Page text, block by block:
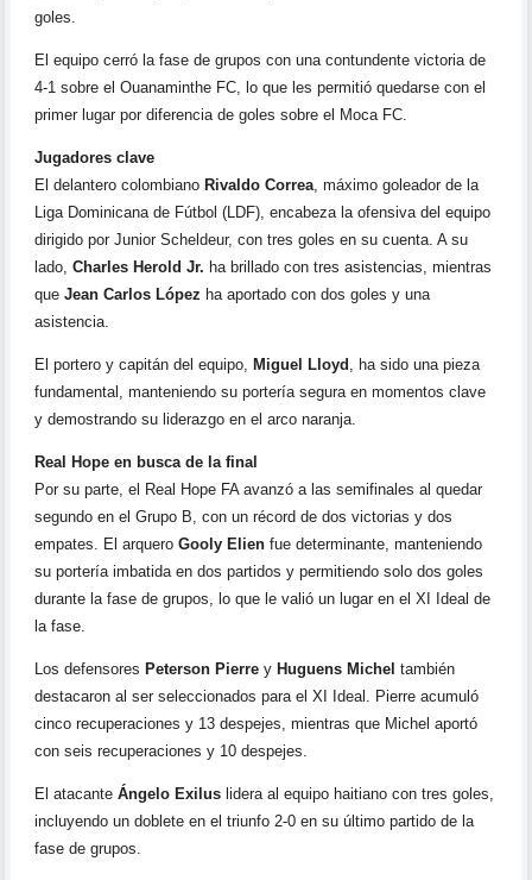
goles.
El equipo cerró la fase de grupos con una contundente victoria de
4-1 sobre el Ouanaminthe FC, lo que les permitió quedarse con el
primer lugar por diferencia de goles sobre el Moca FC.
Jugadores clave
El delantero colombiano Rivaldo Correa, máximo goleador de la
Liga Dominicana de Fútbol (LDF), encabeza la ofensiva del equipo
dirigido por Junior Scheldeur, con tres goles en su cuenta. A su
lado, Charles Herold Jr. ha brillado con tres asistencias, mientras
que Jean Carlos López ha aportado con dos goles y una
asistencia.
El portero y capitán del equipo, Miguel Lloyd , ha sido una pieza
fundamental, manteniendo su portería segura en momentos clave
y demostrando su liderazgo en el arco naranja.
Real Hope en busca de la final
Por su parte, el Real Hope FA avanzó a las semifinales al quedar
segundo en el Grupo B, con un récord de dos victorias y dos
empates. El arquero Gooly Elienfue determinante, manteniendo
su portería imbatida en dos partidos y permitiendo solo dos goles
durante la fase de grupos, lo que le valió un lugar en el XI Ideal de
la fase.
Los defensores Peterson Pierrey Huguens Michel también
destacaron al ser seleccionados para el XI Ideal. Pierre acumuló
cinco recuperaciones y 13 despejes, mientras que Michel aportó
con seis recuperaciones y 10 despejes.
El atacante Ángelo Exiluslidera al equipo haitiano con tres goles,
incluyendo un doblete en el triunfo 2-0 en su último partido de la
fase de grupos.